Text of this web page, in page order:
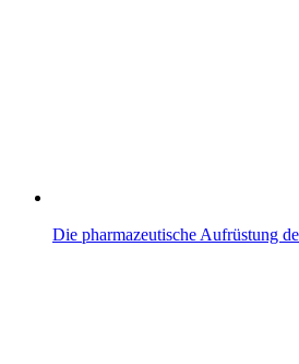
Die pharmazeutische Aufrüstung